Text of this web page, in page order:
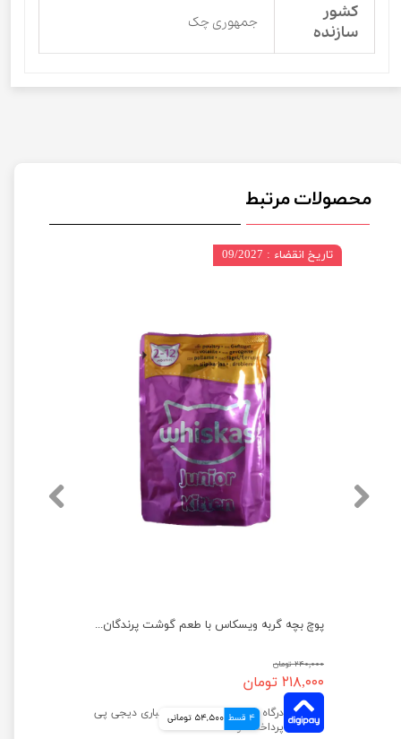
کشور
سازنده
جمهوری چک
محصولات مرتبط
پوچ بچه گربه ویسکاس با طعم گوشت پرندگان وزن 85 گرم
۲۴۰,۰۰۰ تومان
۲۱۸,۰۰۰ تومان
4 قسط 54,500 تومانی
تاریخ انقضاء : 09/2027